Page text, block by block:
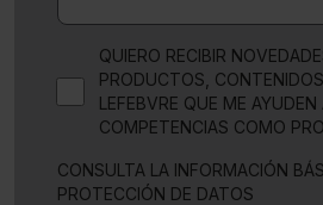
QUIERO RECIBIR
PRODUCTOS,
LEFEBVRE QUE ME
COMPETENCIAS COMO
CONSULTA LA INFORMACIÓN
PROTECCIÓN DE DATOS